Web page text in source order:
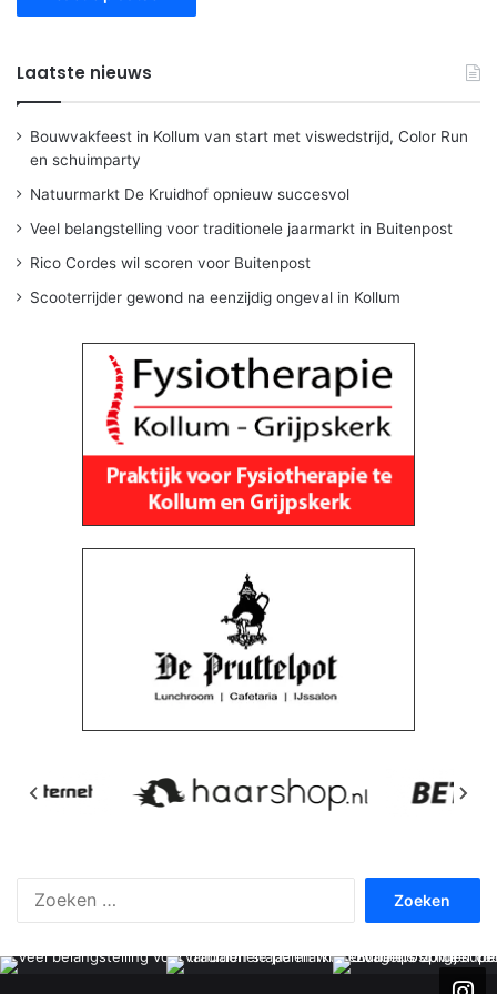
Laatste nieuws
Bouwvakfeest in Kollum van start met viswedstrijd, Color Run
en schuimparty
Natuurmarkt De Kruidhof opnieuw succesvol
Veel belangstelling voor traditionele jaarmarkt in Buitenpost
Rico Cordes wil scoren voor Buitenpost
Scooterrijder gewond na eenzijdig ongeval in Kollum